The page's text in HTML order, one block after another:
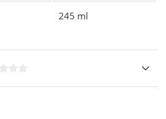
rikligt på ren hud omedelbart efter
effekter. Använd i din
i din manikyr eller pedikyr och
245 ml